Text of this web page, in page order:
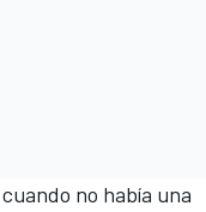
no había una